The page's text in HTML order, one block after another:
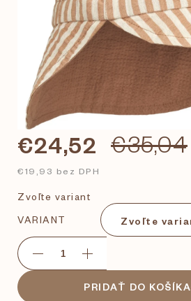
€35,04
€24,52
€19,93 bez DPH
Zvoľte variant
VARIANT
PRIDAŤ DO KOŠÍKA